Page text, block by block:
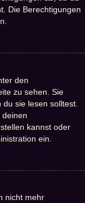
Die Berechtigungen
den
zu sehen. Sie
sie lesen solltest.
kannst oder
ein.
nicht mehr